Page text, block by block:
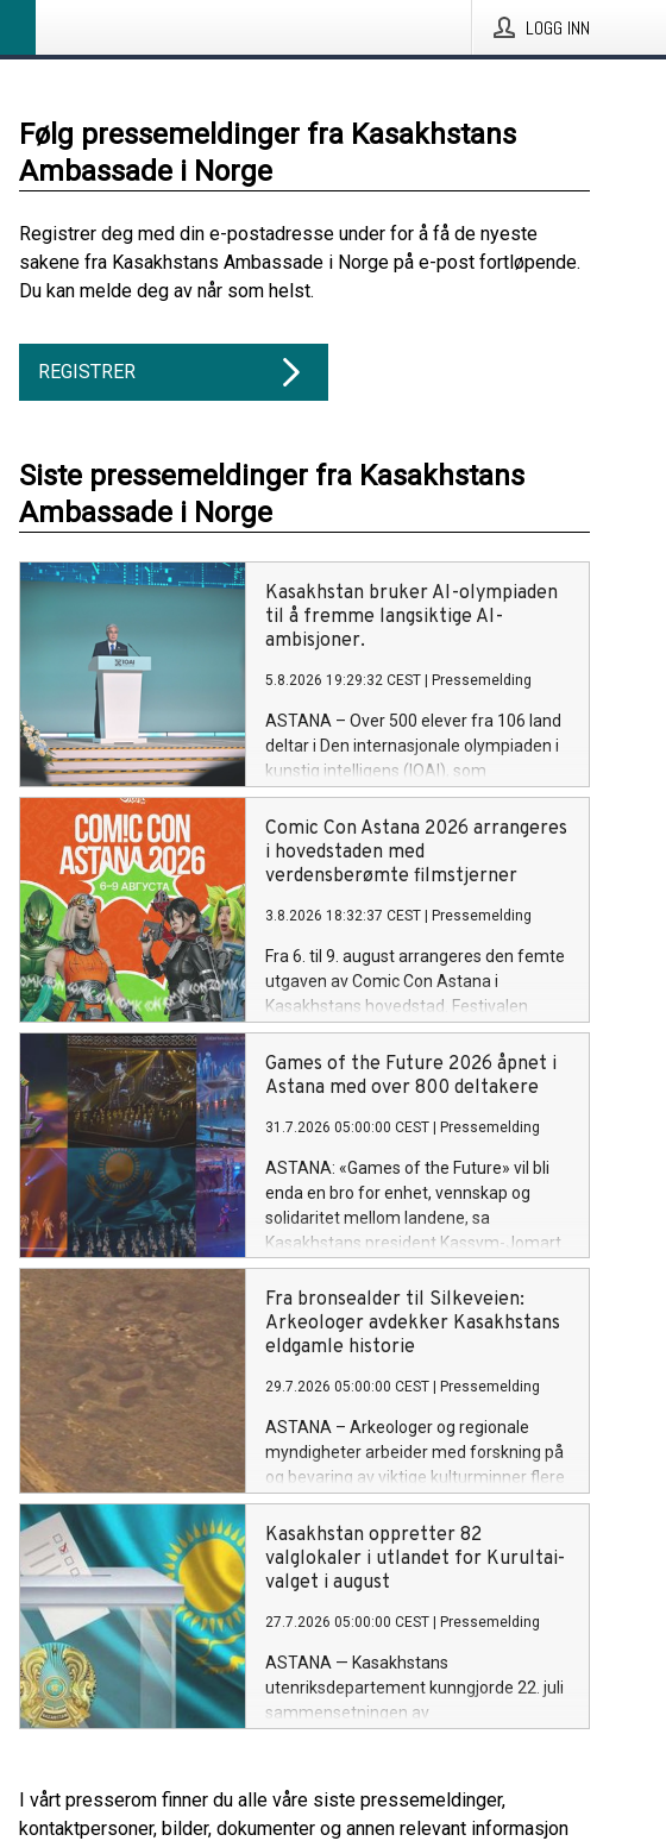
LOGG INN
Følg pressemeldinger fra Kasakhstans
Ambassade i Norge
Registrer deg med din e-postadresse under for å få de nyeste
sakene fra Kasakhstans Ambassade i Norge på e-post fortløpende.
Du kan melde deg av når som helst.
REGISTRER
Siste pressemeldinger fra Kasakhstans
Ambassade i Norge
Kasakhstan bruker AI-olympiaden
til å fremme langsiktige AI-
ambisjoner.
5.8.2026 19:29:32 CEST Pressemelding
ASTANA – Over 500 elever fra 106 land
deltar i Den internasjonale olympiaden i
kunstig intelligens (IOAI), som
arrangeres i Astana fra 2. til 8. august.
Vertskapet brukes av Kasakhstan til å
vise landets ambisjon om å bli en av
Eurasias ledende AI-økonomier.
Comic Con Astana 2026 arrangeres
i hovedstaden med
verdensberømte filmstjerner
3.8.2026 18:32:37 CEST Pressemelding
Fra 6. til 9. august arrangeres den femte
utgaven av Comic Con Astana i
Kasakhstans hovedstad. Festivalen
samler fans av film, serier, tegneserier,
dataspill, anime og annen moderne
kultur fra hele verden.
Games of the Future 2026 åpnet i
Astana med over 800 deltakere
31.7.2026 05:00:00 CEST Pressemelding
ASTANA: «Games of the Future» vil bli
enda en bro for enhet, vennskap og
solidaritet mellom landene, sa
Kasakhstans president Kassym-Jomart
Tokayev da han åpnet den
internasjonale turneringen i Astana 29.
juli.
Fra bronsealder til Silkeveien:
Arkeologer avdekker Kasakhstans
eldgamle historie
29.7.2026 05:00:00 CEST Pressemelding
ASTANA – Arkeologer og regionale
myndigheter arbeider med forskning på
og bevaring av viktige kulturminner flere
steder i Kasakhstan. Fra
bronsealderbosetninger i Rudny til
monumenter fra Den gylne horde og et
gammelt handelsknutepunkt ved Det
om landets arkeologiske arv og bidrar til
langsiktig bevaring.
Kasakhstan oppretter 82
valglokaler i utlandet for Kurultai-
valget i august
27.7.2026 05:00:00 CEST Pressemelding
ASTANA — Kasakhstans
utenriksdepartement kunngjorde 22. juli
sammensetningen av
for å organisere stemmegivningen ved
valget til Kurultai 23. august.
I vårt presserom finner du alle våre siste pressemeldinger,
kontaktpersoner, bilder, dokumenter og annen relevant informasjon